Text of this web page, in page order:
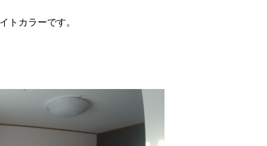
トカラーです。